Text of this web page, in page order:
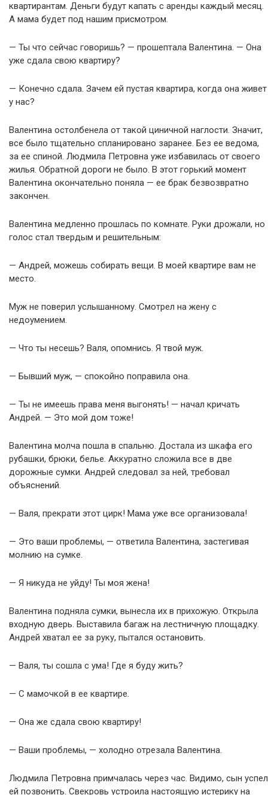
квартирантам. Деньги будут капать с аренды каждый месяц.
А мама будет под нашим присмотром.
— Ты что сейчас говоришь? — прошептала Валентина. — Она
уже сдала свою квартиру?
— Конечно сдала. Зачем ей пустая квартира, когда она живет
у нас?
Валентина остолбенела от такой циничной наглости. Значит,
все было тщательно спланировано заранее. Без ее ведома,
за ее спиной. Людмила Петровна уже избавилась от своего
жилья. Обратной дороги не было. В этот горький момент
Валентина окончательно поняла — ее брак безвозвратно
закончен.
Валентина медленно прошлась по комнате. Руки дрожали, но
голос стал твердым и решительным:
— Андрей, можешь собирать вещи. В моей квартире вам не
место.
Муж не поверил услышанному. Смотрел на жену с
недоумением.
— Что ты несешь? Валя, опомнись. Я твой муж.
— Бывший муж, — спокойно поправила она.
— Ты не имеешь права меня выгонять! — начал кричать
Андрей. — Это мой дом тоже!
Валентина молча пошла в спальню. Достала из шкафа его
рубашки, брюки, белье. Аккуратно сложила все в две
дорожные сумки. Андрей следовал за ней, требовал
объяснений.
— Валя, прекрати этот цирк! Мама уже все организовала!
— Это ваши проблемы, — ответила Валентина, застегивая
молнию на сумке.
— Я никуда не уйду! Ты моя жена!
Валентина подняла сумки, вынесла их в прихожую. Открыла
входную дверь. Выставила багаж на лестничную площадку.
Андрей хватал ее за руку, пытался остановить.
— Валя, ты сошла с ума! Где я буду жить?
— С мамочкой в ее квартире.
— Она же сдала свою квартиру!
— Ваши проблемы, — холодно отрезала Валентина.
Людмила Петровна примчалась через час. Видимо, сын успел
ей позвонить. Свекровь устроила настоящую истерику на